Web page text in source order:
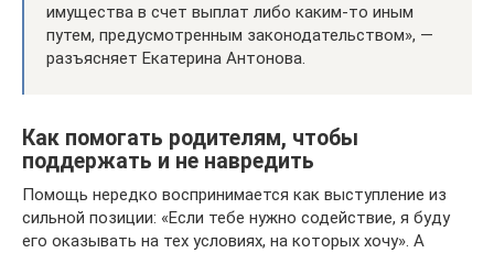
имущества в счет выплат либо каким-то иным
путем, предусмотренным законодательством», —
разъясняет Екатерина Антонова.
Как помогать родителям, чтобы
поддержать и не навредить
Помощь нередко воспринимается как выступление из
сильной позиции: «Если тебе нужно содействие, я буду
его оказывать на тех условиях, на которых хочу». А